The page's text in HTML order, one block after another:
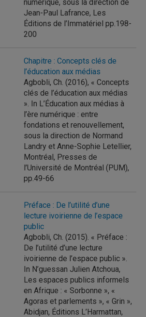
numérique, sous la direction de
Jean-Paul Lafrance, Les
Éditions de l’Immatériel pp.198-
200
Chapitre : Concepts clés de
l’éducation aux médias
Agbobli, Ch. (2016), « Concepts
clés de l’éducation aux médias
». In L’Éducation aux médias à
l’ère numérique : entre
fondations et renouvellement,
sous la direction de Normand
Landry et Anne-Sophie Letellier,
Montréal, Presses de
l’Université de Montréal (PUM),
pp.49-66
Préface : De l’utilité d’une
lecture ivoirienne de l’espace
public
Agbobli, Ch. (2015). « Préface :
De l’utilité d’une lecture
ivoirienne de l’espace public ».
In N’guessan Julien Atchoua,
Les espaces publics informels
en Afrique : « Sorbonne », «
Agoras et parlements », « Grin »,
Abidjan, Éditions L’Harmattan,